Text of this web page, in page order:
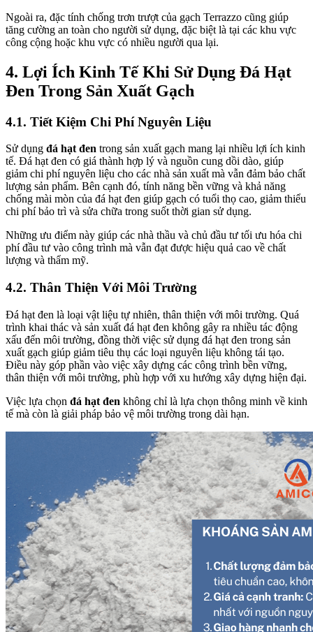
Ngoài ra, đặc tính chống trơn trượt của gạch Terrazzo cũng giúp
tăng cường an toàn cho người sử dụng, đặc biệt là tại các khu vực
công cộng hoặc khu vực có nhiều người qua lại.
4. Lợi Ích Kinh Tế Khi Sử Dụng Đá Hạt
Đen Trong Sản Xuất Gạch
4.1. Tiết Kiệm Chi Phí Nguyên Liệu
Sử dụng đá hạt đen trong sản xuất gạch mang lại nhiều lợi ích kinh
tế. Đá hạt đen có giá thành hợp lý và nguồn cung dồi dào, giúp
giảm chi phí nguyên liệu cho các nhà sản xuất mà vẫn đảm bảo chất
lượng sản phẩm. Bên cạnh đó, tính năng bền vững và khả năng
chống mài mòn của đá hạt đen giúp gạch có tuổi thọ cao, giảm thiểu
chi phí bảo trì và sửa chữa trong suốt thời gian sử dụng.
Những ưu điểm này giúp các nhà thầu và chủ đầu tư tối ưu hóa chi
phí đầu tư vào công trình mà vẫn đạt được hiệu quả cao về chất
lượng và thẩm mỹ.
4.2. Thân Thiện Với Môi Trường
Đá hạt đen là loại vật liệu tự nhiên, thân thiện với môi trường. Quá
trình khai thác và sản xuất đá hạt đen không gây ra nhiều tác động
xấu đến môi trường, đồng thời việc sử dụng đá hạt đen trong sản
xuất gạch giúp giảm tiêu thụ các loại nguyên liệu không tái tạo.
Điều này góp phần vào việc xây dựng các công trình bền vững,
thân thiện với môi trường, phù hợp với xu hướng xây dựng hiện đại.
Việc lựa chọn đá hạt đen không chỉ là lựa chọn thông minh về kinh
tế mà còn là giải pháp bảo vệ môi trường trong dài hạn.